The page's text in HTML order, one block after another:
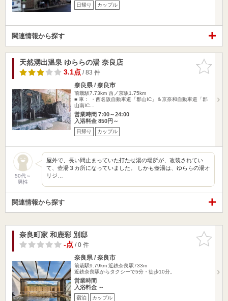
日帰り カップル
関連情報から探す
お気に入
りに追加
天然湧出温泉 ゆららの湯 奈良店
3.1点/ 83 件
奈良県 / 奈良市
前栽駅7.73km 西ノ京駅1.75km
■ 車： ・西名阪自動車道「郡山IC」＆京奈和自動車道「郡
山南IC…
営業時間 7:00～24:00
入浴料金 850円～
日帰り カップル
50代～
男性
屋外で、長い間止まっていた打たせ湯の場所が、改装されてい
て、壺湯３カ所になっていました。 しかも壺湯は、ゆららの湯オ
リジ…
関連情報から探す
お気に入
りに追加
奈良町家 和鹿彩 別邸
-点/ 0 件
奈良県 / 奈良市
前栽駅9.79km 近鉄奈良駅733m
近鉄奈良駅からタクシーで5分・徒歩10分。
営業時間
入浴料金 ～
宿泊 カップル